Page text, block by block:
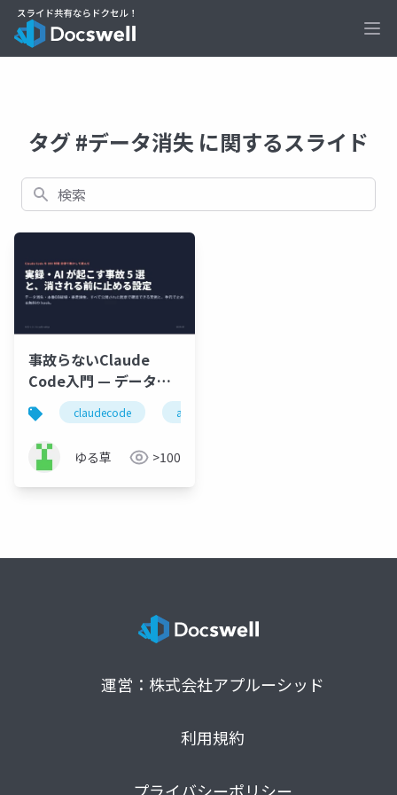
タグ #データ消失 に関するスライド
検索
事故らないClaude
Code入門 — データ消
失・暴走・無断課金を
防ぐ実例5選と設定
claudecode ai
ゆる草 >100
運営：株式会社アプルーシッド
利用規約